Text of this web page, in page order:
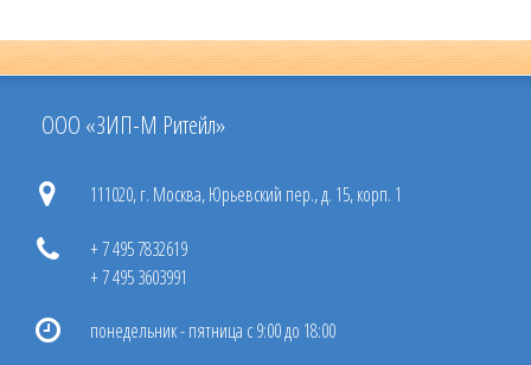
ООО «ЗИП-М Ритейл»
111020, г. Москва, Юрьевский пер., д. 15, корп. 1
+ 7 495 7832619
+ 7 495 3603991
понедельник - пятница с 9:00 до 18:00